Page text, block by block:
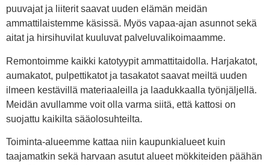
puuvajat ja liiterit saavat uuden elämän meidän
ammattilaistemme käsissä. Myös vapaa-ajan asunnot sekä
aitat ja hirsihuvilat kuuluvat palveluvalikoimaamme.
Remontoimme kaikki katotyypit ammattitaidolla. Harjakatot,
aumakatot, pulpettikatot ja tasakatot saavat meiltä uuden
ilmeen kestävillä materiaaleilla ja laadukkaalla työnjäljellä.
Meidän avullamme voit olla varma siitä, että kattosi on
suojattu kaikilta sääolosuhteilta.
Toiminta-alueemme kattaa niin kaupunkialueet kuin
taajamatkin sekä harvaan asutut alueet mökkiteiden päähän